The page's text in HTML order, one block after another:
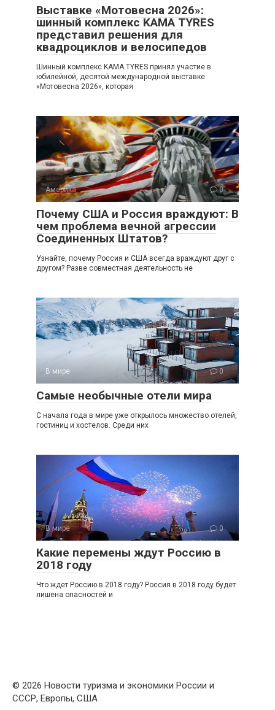
Выставке «Мотовесна 2026»:
шинный комплекс KAMA TYRES
представил решения для
квадроциклов и велосипедов
Шинный комплекс KAMA TYRES принял участие в
юбилейной, десятой международной выставке
«Мотовесна 2026», которая
Америка 0
Почему США и Россия враждуют: В
чем проблема вечной агрессии
Соединенных Штатов?
Узнайте, почему Россия и США всегда враждуют друг с
другом? Разве совместная деятельность не
В мире 0
Самые необычные отели мира
С начала года в мире уже открылось множество отелей,
гостиниц и хостелов. Среди них
В мире 0
Какие перемены ждут Россию в
2018 году
Что ждет Россию в 2018 году? Россия в 2018 году будет
лишена опасностей и
© 2026 Новости туризма и экономики России и
СССР, Европы, США